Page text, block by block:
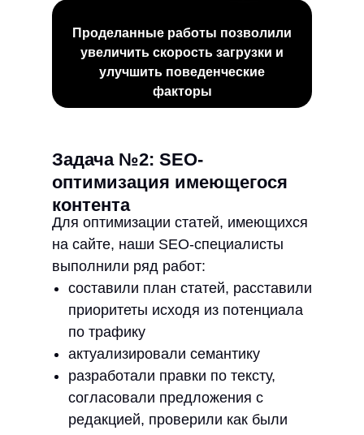
Проделанные работы позволили
увеличить скорость загрузки и
улучшить поведенческие
факторы
Задача №2: SEO-
оптимизация имеющегося
контента
Для оптимизации статей, имеющихся
на сайте, наши SEO-специалисты
выполнили ряд работ:
составили план статей, расставили
приоритеты исходя из потенциала
по трафику
актуализировали семантику
разработали правки по тексту,
согласовали предложения с
редакцией, проверили как были